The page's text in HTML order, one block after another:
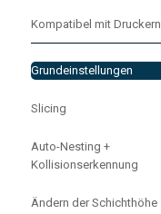
Kompatibel mit Druckern
Grundeinstellungen
Slicing
Auto-Nesting +
Kollisionserkennung
Ändern der Schichthöhe